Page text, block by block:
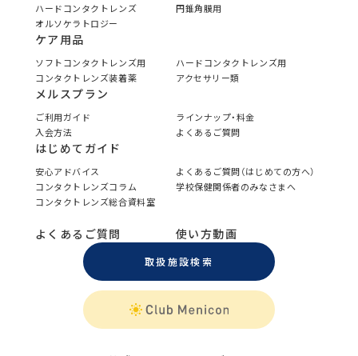
ハードコンタクトレンズ
円錐角膜用
オルソケラトロジー
ケア用品
ソフトコンタクトレンズ用
ハードコンタクトレンズ用
コンタクトレンズ装着薬
アクセサリー類
メルスプラン
ご利用ガイド
ラインナップ・料金
入会方法
よくあるご質問
はじめてガイド
安心アドバイス
よくあるご質問（はじめての方へ）
コンタクトレンズコラム
学校保健関係者のみなさまへ
コンタクトレンズ総合資料室
よくあるご質問 使い方動画
取扱施設検索